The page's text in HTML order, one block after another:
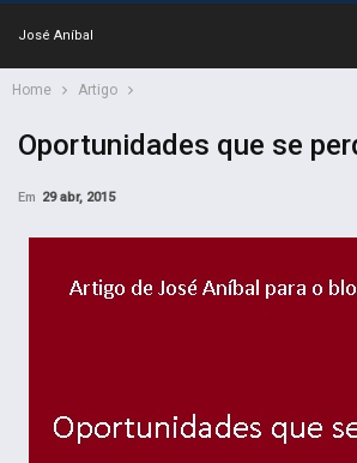
José Aníbal
Home Artigo
Oportunidades que se
Em 29 abr, 2015